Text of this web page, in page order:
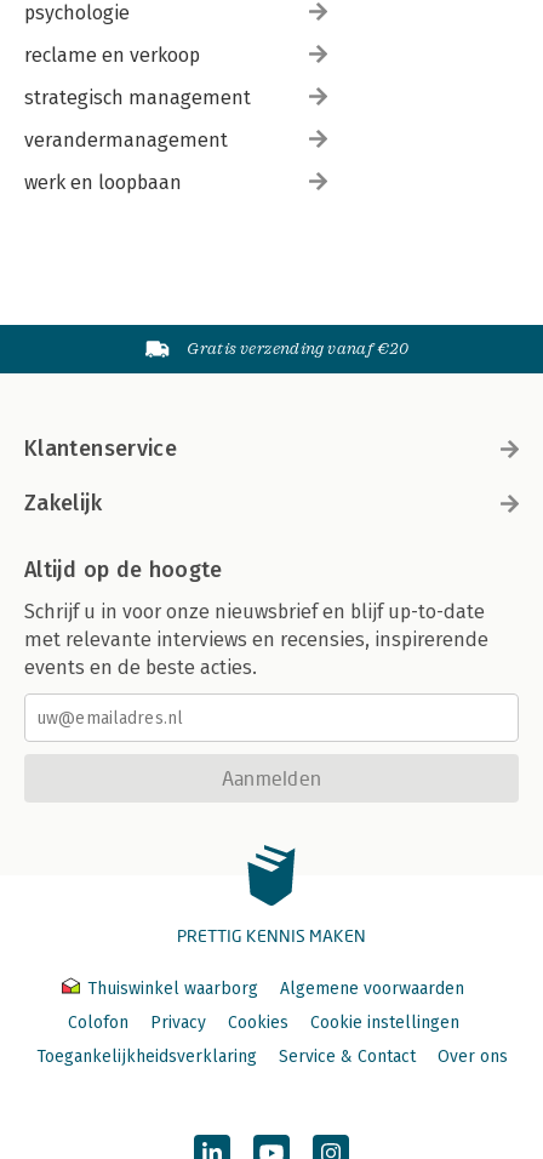
psychologie
reclame en verkoop
strategisch management
verandermanagement
werk en loopbaan
Gratis verzending vanaf €20
Klantenservice
Zakelijk
Altijd op de hoogte
Schrijf u in voor onze nieuwsbrief en blijf up-to-date
met relevante interviews en recensies, inspirerende
events en de beste acties.
Aanmelden
PRETTIG KENNIS MAKEN
Thuiswinkel waarborg
Algemene voorwaarden
Colofon
Privacy Cookies
Cookie instellingen
Toegankelijkheidsverklaring
Service & Contact Over ons